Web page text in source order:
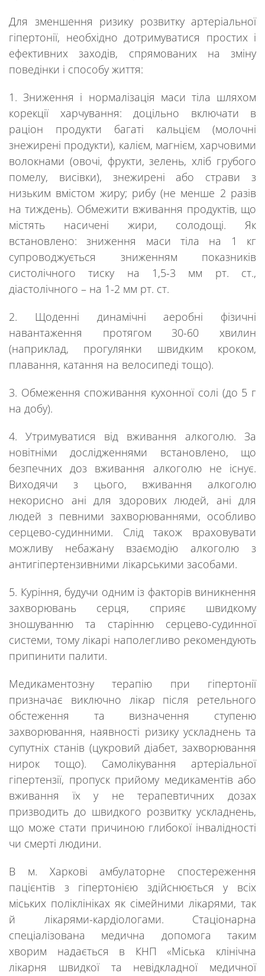
Для зменшення ризику розвитку артеріальної
гіпертонії, необхідно дотримуватися простих і
ефективних заходів, спрямованих на зміну
поведінки і способу життя:
1. Зниження і нормалізація маси тіла шляхом
корекції харчування: доцільно включати в
раціон продукти багаті кальцієм (молочні
знежирені продукти), калієм, магнієм, харчовими
волокнами (овочі, фрукти, зелень, хліб грубого
помелу, висівки), знежирені або страви з
низьким вмістом жиру; рибу (не менше 2 разів
на тиждень). Обмежити вживання продуктів, що
містять насичені жири, солодощі. Як
встановлено: зниження маси тіла на 1 кг
супроводжується зниженням показників
систолічного тиску на 1,5-3 мм рт. ст.,
діастолічного – на 1-2 мм рт. ст.
2. Щоденні динамічні аеробні фізичні
навантаження протягом 30-60 хвилин
(наприклад, прогулянки швидким кроком,
плавання, катання на велосипеді тощо).
3. Обмеження споживання кухонної солі (до 5 г
на добу).
4. Утримуватися від вживання алкоголю. За
новітніми дослідженнями встановлено, що
безпечних доз вживання алкоголю не існує.
Виходячи з цього, вживання алкоголю
некорисно ані для здорових людей, ані для
людей з певними захворюваннями, особливо
серцево-судинними. Слід також враховувати
можливу небажану взаємодію алкоголю з
антигіпертензивними лікарськими засобами.
5. Куріння, будучи одним із факторів виникнення
захворювань серця, сприяє швидкому
зношуванню та старінню серцево-судинної
системи, тому лікарі наполегливо рекомендують
припинити палити.
Медикаментозну терапію при гіпертонії
призначає виключно лікар після ретельного
обстеження та визначення ступеню
захворювання, наявності ризику ускладнень та
супутніх станів (цукровий діабет, захворювання
нирок тощо). Самолікування артеріальної
гіпертензії, пропуск прийому медикаментів або
вживання їх у не терапевтичних дозах
призводить до швидкого розвитку ускладнень,
що може стати причиною глибокої інвалідності
чи смерті людини.
В м. Харкові амбулаторне спостереження
пацієнтів з гіпертонією здійснюється у всіх
міських поліклініках як сімейними лікарями, так
й лікарями-кардіологами. Стаціонарна
спеціалізована медична допомога таким
хворим надається в КНП «Міська клінічна
лікарня швидкої та невідкладної медичної